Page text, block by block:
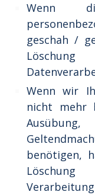
Wenn
geschah /
Wenn wir
nicht mehr
benötigen,